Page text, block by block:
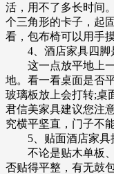
活，用不了多长时间
个三角形的卡子，起
看，包布椅可以用手
4、酒店家具四脚
这一点放平地上一
地。看一看桌面是否
玻璃板放上会打转;桌
君信美家具建议您注
究横平坚直，门子不
5、贴面酒店家具
不论是贴木单板、
否贴得平整，有无鼓